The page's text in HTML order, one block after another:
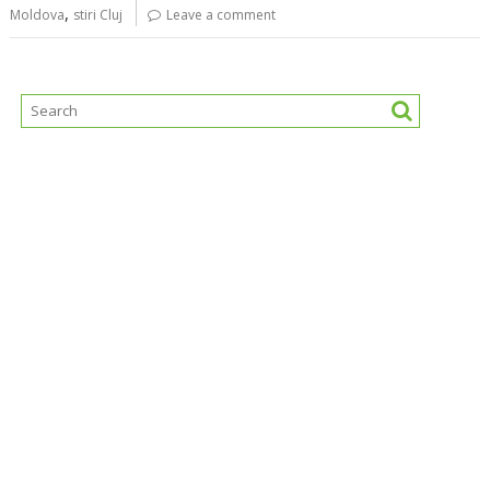
Moldova, stiri Cluj Leave a comment